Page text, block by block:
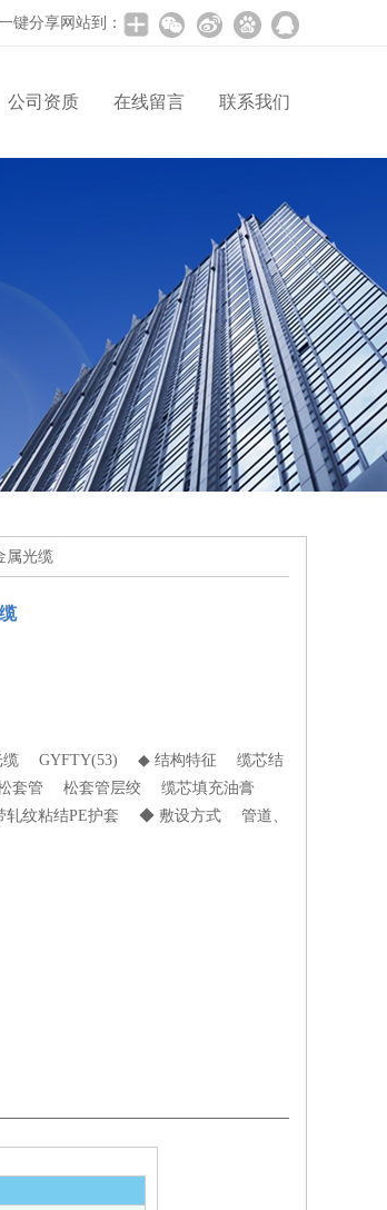
键分享网站到：
公司资质 在线留言 联系我们
属光缆
缆 GYFTY(53) ◆ 结构特征 缆芯结
套管 松套管层绞 缆芯填充油膏
轧纹粘结PE护套 ◆ 敷设方式 管道、